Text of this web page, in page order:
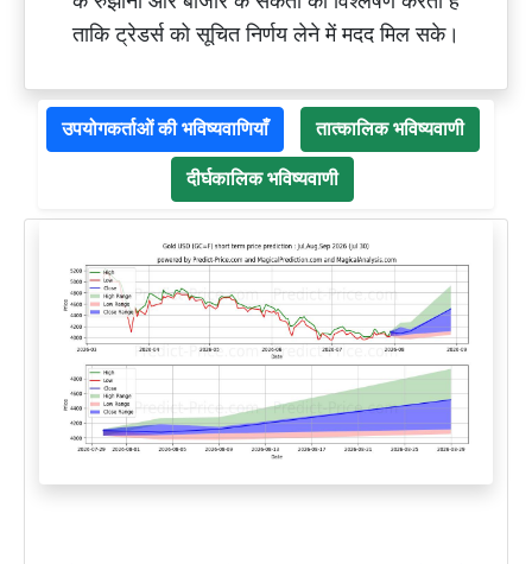
ताकि ट्रेडर्स को सूचित निर्णय लेने में मदद मिल सके।
उपयोगकर्ताओं की भविष्यवाणियाँ तात्कालिक भविष्यवाणी
दीर्घकालिक भविष्यवाणी